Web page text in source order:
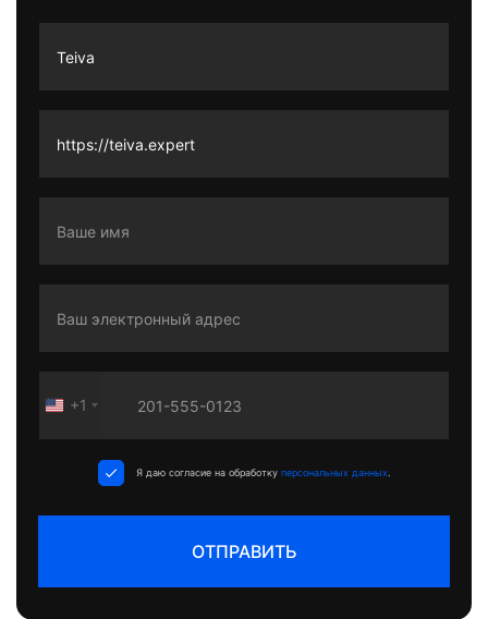
United
+1
Я даю согласие на обработку персональных данных.
ОТПРАВИТЬ